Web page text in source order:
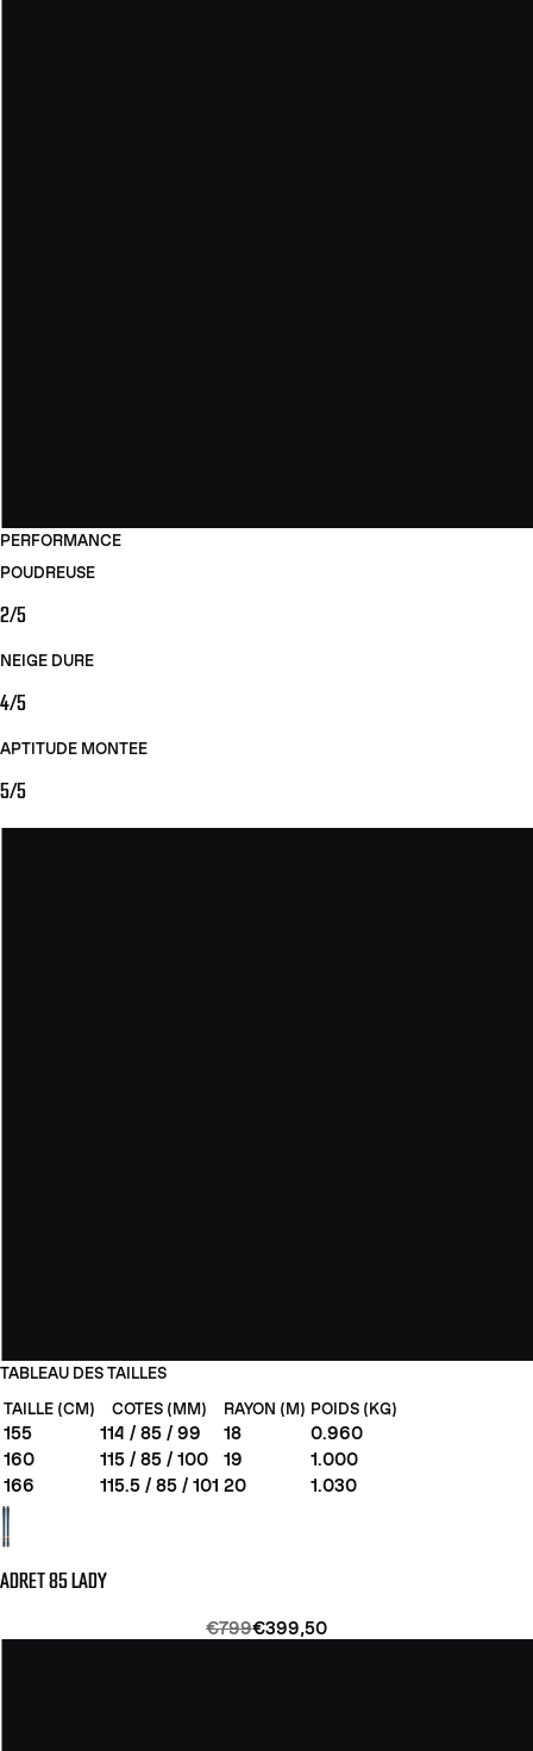
PERFORMANCE
POUDREUSE
2/5
NEIGE DURE
4/5
APTITUDE MONTEE
5/5
TABLEAU DES TAILLES
TAILLE (CM)
COTES (MM) RAYON (M) POIDS (KG)
155 114 / 85 / 99 18
0.960
160
115 / 85 / 100 19
1.000
166
115.5 / 85 / 101 20 1.030
ADRET 85 LADY
€799€399,50